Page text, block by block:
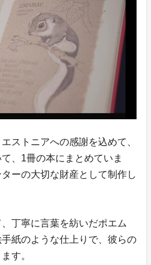
ストニアへの感謝を込めて、
、1冊の本にまとめていま
ーの大切な財産として制作し
丁寧に言葉を紡いだポエム
手紙のような仕上りで、彼らの
す。